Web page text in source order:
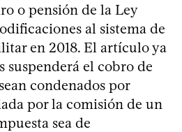
o pensión de la Ley
al sistema de
en 2018. El artículo ya
suspenderá el cobro de
condenados por
por la comisión de un
sea de